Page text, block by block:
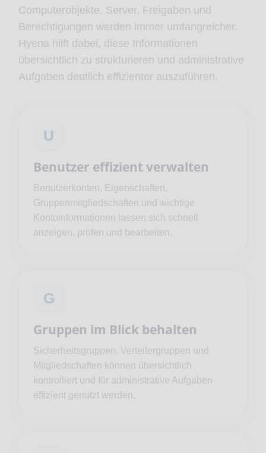
Computerobjekte, Server, Freigaben und
Berechtigungen werden immer umfangreicher.
Hyena hilft dabei, diese Informationen
übersichtlich zu strukturieren und administrative
Aufgaben deutlich effizienter auszuführen.
U
Benutzer effizient verwalten
Benutzerkonten, Eigenschaften,
Gruppenmitgliedschaften und wichtige
Kontoinformationen lassen sich schnell
anzeigen, prüfen und bearbeiten.
G
Gruppen im Blick behalten
Sicherheitsgruppen, Verteilergruppen und
Mitgliedschaften können übersichtlich
kontrolliert und für administrative Aufgaben
effizient genutzt werden.